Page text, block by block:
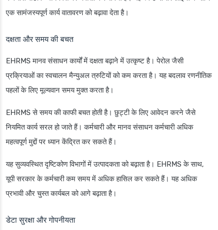
एक सामंजस्यपूर्ण कार्य वातावरण को बढ़ावा देता है।
दक्षता और समय की बचत
EHRMS मानव संसाधन कार्यों में दक्षता बढ़ाने में उत्कृष्ट है। पेरोल जैसी
प्रक्रियाओं का स्वचालन मैन्युअल त्रुटियों को कम करता है। यह बदलाव रणनीतिक
पहलों के लिए मूल्यवान समय मुक्त करता है।
EHRMS से समय की काफी बचत होती है। छुट्टी के लिए आवेदन करने जैसे
नियमित कार्य सरल हो जाते हैं। कर्मचारी और मानव संसाधन कर्मचारी अधिक
महत्वपूर्ण मुद्दों पर ध्यान केंद्रित कर सकते हैं।
यह सुव्यवस्थित दृष्टिकोण विभागों में उत्पादकता को बढ़ाता है। EHRMS के साथ,
यूपी सरकार के कर्मचारी कम समय में अधिक हासिल कर सकते हैं। यह अधिक
प्रभावी और चुस्त कार्यबल को आगे बढ़ाता है।
डेटा सुरक्षा और गोपनीयता